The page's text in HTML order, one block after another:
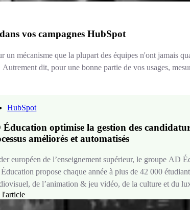
vos campagnes HubSpot
mécanisme que la plupart des équipes n'ont jamais
dit, pour une bonne partie de vos usages,
HubSpot
Éducation optimise la gestion des
améliorés et automatisés
européen de l’enseignement supérieur, le groupe AD
propose chaque année à plus de 42 000
de l’animation & jeu vidéo, de la culture et du
du management et des sciences de l’ingénieur.
l'article